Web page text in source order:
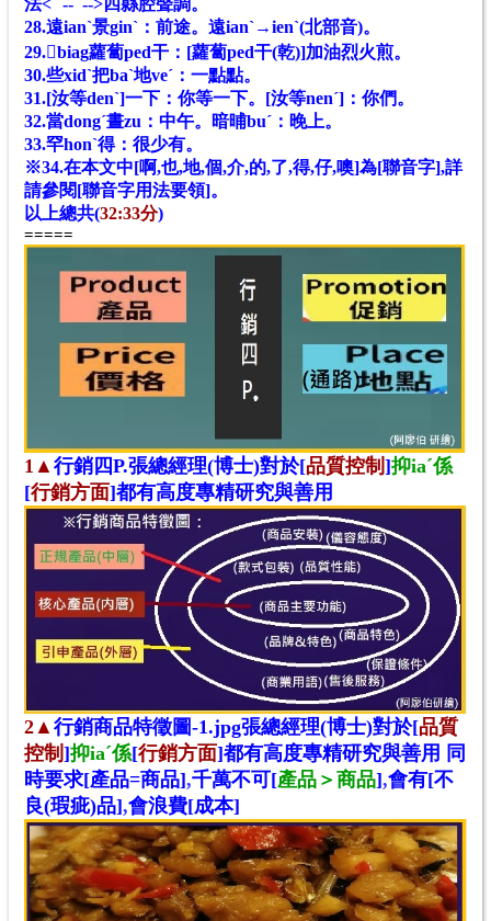
法<ˇˇ-- -->四縣腔聲調。
28.遠ianˋ景ginˋ：前途。遠ianˋ→ienˋ(北部音)。
29.𤐙biag蘿蔔ped干：[蘿蔔ped干(乾)]加油烈火煎。
30.些xidˋ把baˋ地veˊ：一點點。
31.[汝等denˋ]一下：你等一下。[汝等nenˊ]：你們。
32.當dongˊ晝zu：中午。暗晡buˊ：晚上。
33.罕honˋ得：很少有。
※34.在本文中[啊,也,地,個,介,的,了,得,仔,噢]為[聯音字],詳
請參閱[聯音字用法要領]。
以上總共(32:33分)
=====
1▲ 行銷四P.張總經理(博士)對於[品質控制 ]抑iaˊ係
[行銷方面]都有高度專精研究與善用
2▲ 行銷商品特徵圖-1.jpg張總經理(博士)對於[品質
控制 ]抑iaˊ係[行銷方面]都有高度專精研究與善用 同
時要求[產品=商品],千萬不可[產品＞商品],會有[不
良(瑕疵)品],會浪費[成本]